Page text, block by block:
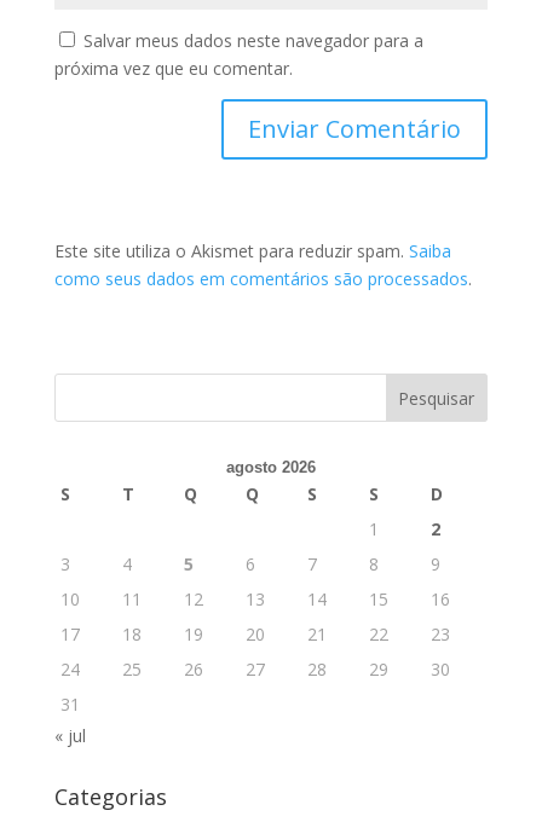
Salvar meus dados neste navegador para a
próxima vez que eu comentar.
Este site utiliza o Akismet para reduzir spam. Saiba
como seus dados em comentários são processados.
agosto 2026
S T Q Q S S
D
1
2
3
4 5 6 7 8
9
10
11 12 13 14 15
16
17
18 19 20 21 22
23
24
25 26 27 28 29
30
31
« jul
Categorias